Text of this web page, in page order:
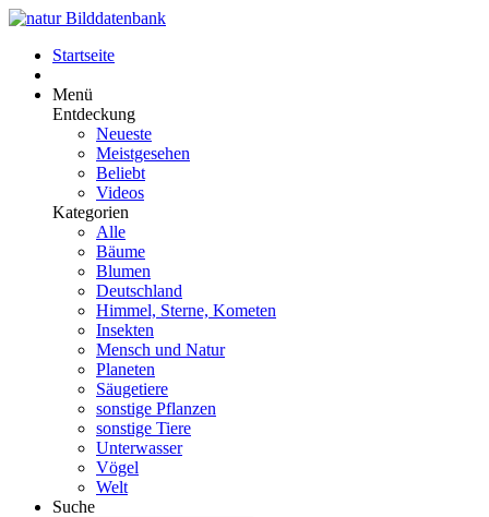
Startseite
Menü
Entdeckung
Neueste
Meistgesehen
Beliebt
Videos
Kategorien
Alle
Bäume
Blumen
Deutschland
Himmel, Sterne, Kometen
Insekten
Mensch und Natur
Planeten
Säugetiere
sonstige Pflanzen
sonstige Tiere
Unterwasser
Vögel
Welt
Suche